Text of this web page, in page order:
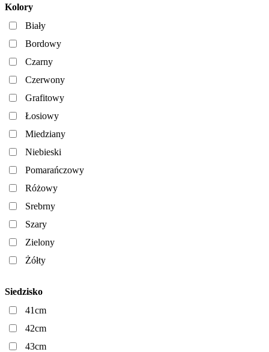
Kolory
Biały
Bordowy
Czarny
Czerwony
Grafitowy
Łosiowy
Miedziany
Niebieski
Pomarańczowy
Różowy
Srebrny
Szary
Zielony
Żółty
Siedzisko
41cm
42cm
43cm